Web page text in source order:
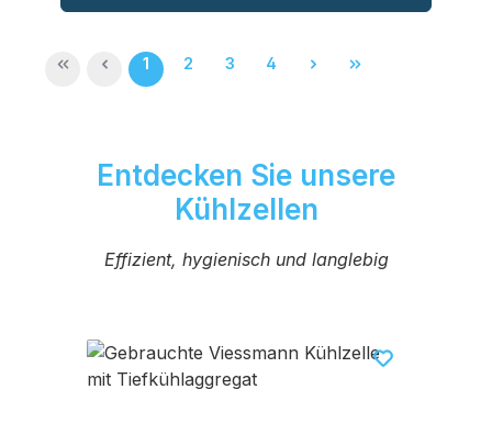
Seite
1 Seite
2 Seite
3 Seite
4
Entdecken Sie unsere
Kühlzellen
Effizient, hygienisch und langlebig
Produktgalerie überspringen